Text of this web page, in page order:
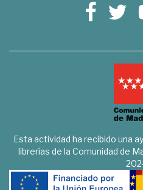
Esta actividad ha recibido una
librerías de la Comunidad de